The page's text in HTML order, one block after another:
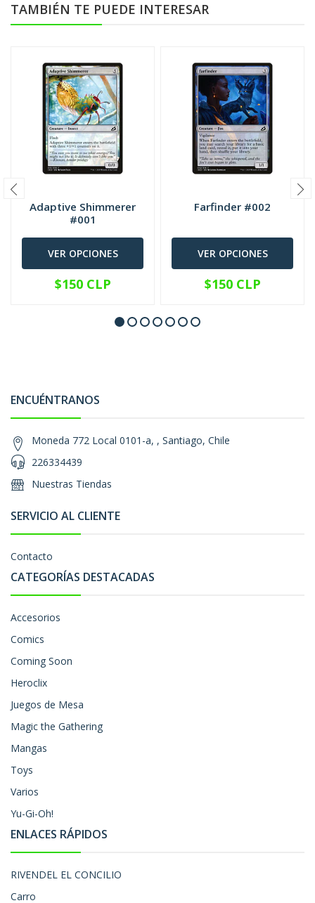
TAMBIÉN TE PUEDE INTERESAR
Adaptive Shimmerer
#001
VER OPCIONES
$150 CLP
Farfinder #002
VER OPCIONES
$150 CLP
ENCUÉNTRANOS
Moneda 772 Local 0101-a, , Santiago, Chile
226334439
Nuestras Tiendas
SERVICIO AL CLIENTE
Contacto
CATEGORÍAS DESTACADAS
Accesorios
Comics
Coming Soon
Heroclix
Juegos de Mesa
Magic the Gathering
Mangas
Toys
Varios
Yu-Gi-Oh!
ENLACES RÁPIDOS
RIVENDEL EL CONCILIO
Carro